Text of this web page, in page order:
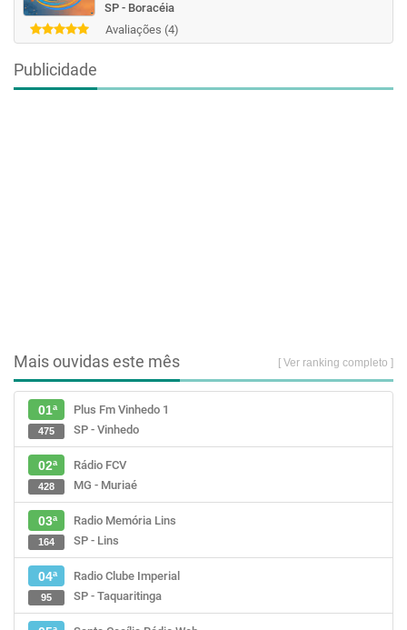
SP - Boracéia
Avaliações (4)
Publicidade
Mais ouvidas este mês [ Ver ranking completo ]
01ª
Plus Fm Vinhedo 1
SP - Vinhedo
475
02ª
Rádio FCV
MG - Muriaé
428
03ª
Radio Memória Lins
SP - Lins
164
04ª
Radio Clube Imperial
SP - Taquaritinga
95